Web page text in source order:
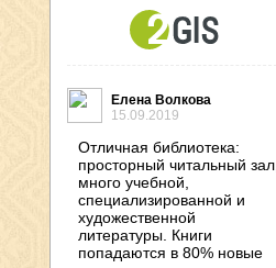
Елена Волкова
15.09.2019
Отличная библиотека:
просторный читальный зал,
много учебной,
специализированной и
художественной
литературы. Книги
попадаются в 80% новые